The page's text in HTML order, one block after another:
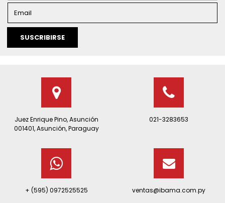
SUSCRIBIRSE
Juez Enrique Pino, Asunción
001401, Asunción, Paraguay
021-3283653
+ (595) 0972525525 ventas@ibama.com.py